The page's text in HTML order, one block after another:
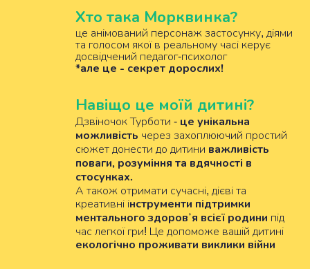
Хто така Морквинка?
це анімований персонаж застосунку, діями
та голосом якої в реальному часі керує
досвідчений педагог-психолог
*але це - секрет дорослих!
Навіщо це моїй дитині?
Дзвіночок Турботи - це унікальна
можливість через захоплюючий простий
сюжет донести до дитини важливість
поваги, розуміння та вдячності в
стосунках.
А також отримати сучасні, дієві та
креативні інструменти підтримки
ментального здоровʼя всієї родини під
час легкої гри! Це допоможе вашій дитині
екологічно проживати виклики війни